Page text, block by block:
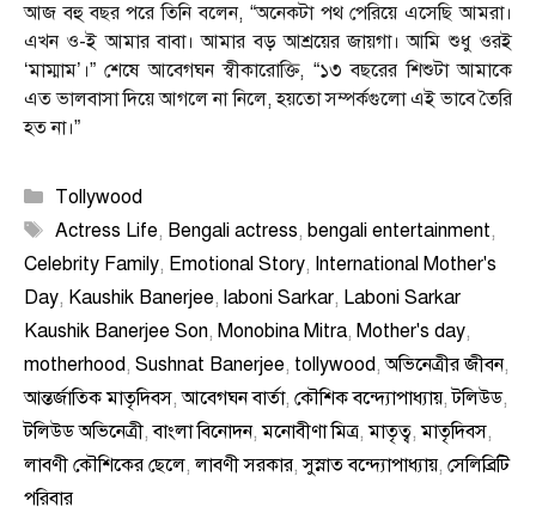
আজ বহু বছর পরে তিনি বলেন, “অনেকটা পথ পেরিয়ে এসেছি আমরা।
এখন ও-ই আমার বাবা। আমার বড় আশ্রয়ের জায়গা। আমি শুধু ওরই
‘মাম্মাম’।” শেষে আবেগঘন স্বীকারোক্তি, “১৩ বছরের শিশুটা আমাকে
এত ভালবাসা দিয়ে আগলে না নিলে, হয়তো সম্পর্কগুলো এই ভাবে তৈরি
হত না।”
Categories
Tollywood
Tags
Actress Life, Bengali actress, bengali entertainment,
Celebrity Family, Emotional Story, International Mother's
Day, Kaushik Banerjee, laboni Sarkar, Laboni Sarkar
Kaushik Banerjee Son, Monobina Mitra, Mother's day,
motherhood, Sushnat Banerjee, tollywood,অভিনেত্রীর জীবন,
আন্তর্জাতিক মাতৃদিবস,আবেগঘন বার্তা, কৌশিক বন্দ্যোপাধ্যায়,টলিউড,
টলিউড অভিনেত্রী,বাংলা বিনোদন,মনোবীণা মিত্র,মাতৃত্ব,মাতৃদিবস,
লাবণী কৌশিকের ছেলে,লাবণী সরকার,সুস্নাত বন্দ্যোপাধ্যায়, সেলিব্রিটি
পরিবার